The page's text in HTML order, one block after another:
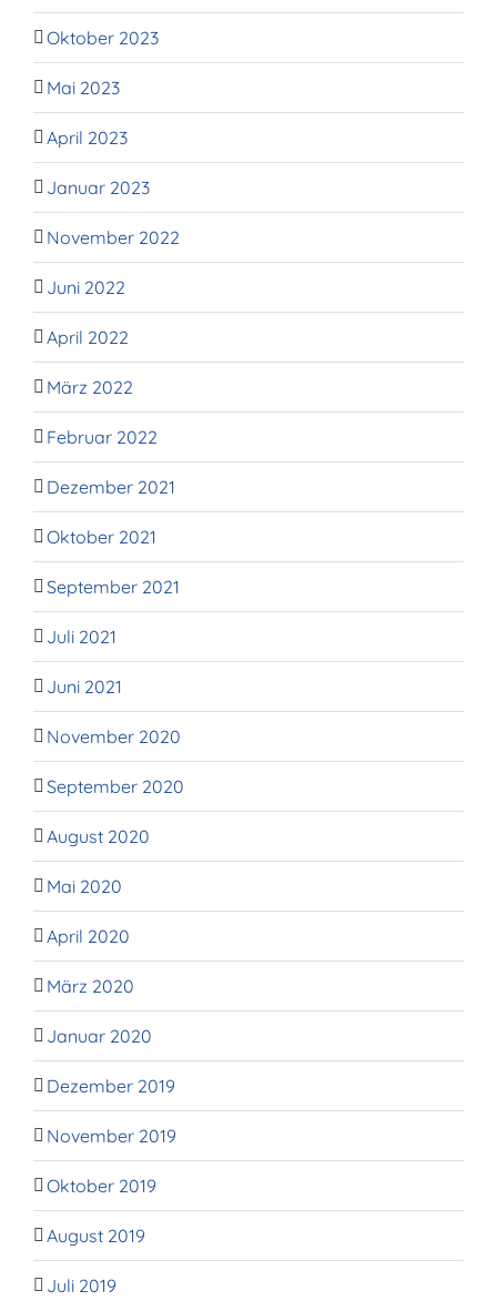
Oktober 2023
Mai 2023
April 2023
Januar 2023
November 2022
Juni 2022
April 2022
März 2022
Februar 2022
Dezember 2021
Oktober 2021
September 2021
Juli 2021
Juni 2021
November 2020
September 2020
August 2020
Mai 2020
April 2020
März 2020
Januar 2020
Dezember 2019
November 2019
Oktober 2019
August 2019
Juli 2019